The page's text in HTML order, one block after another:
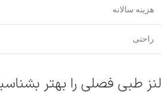
هزینه سالانه
راحتی
لنز طبی فصلی را بهتر